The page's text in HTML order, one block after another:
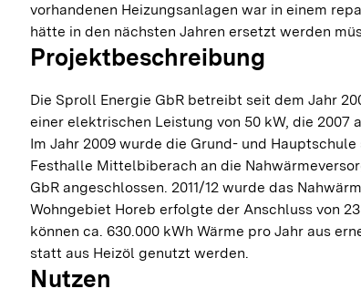
vorhandenen Heizungsanlagen war in einem
hätte in den nächsten Jahren ersetzt werden
Projektbeschreibung
Die Sproll Energie GbR betreibt seit dem Jahr
einer elektrischen Leistung von 50 kW, die 2007
Im Jahr 2009 wurde die Grund- und Hauptschule
Festhalle Mittelbiberach an die
GbR angeschlossen. 2011/12 wurde das
Wohngebiet Horeb erfolgte der Anschluss von
können ca. 630.000 kWh Wärme pro Jahr aus
statt aus Heizöl genutzt werden.
Nutzen